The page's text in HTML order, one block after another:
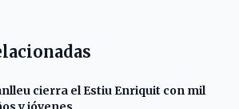
cierra el Estiu Enriquit con mil